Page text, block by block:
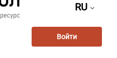
RU
Войти